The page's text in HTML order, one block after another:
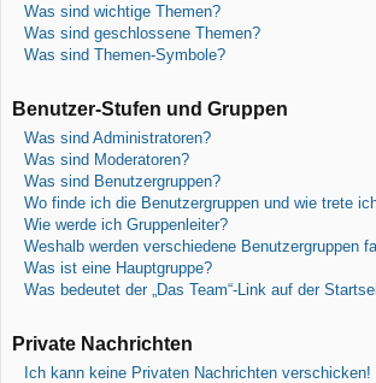
Was sind wichtige Themen?
Was sind geschlossene Themen?
Was sind Themen-Symbole?
Benutzer-Stufen und Gruppen
Was sind Administratoren?
Was sind Moderatoren?
Was sind Benutzergruppen?
Wo finde ich die Benutzergruppen und wie trete
Wie werde ich Gruppenleiter?
Weshalb werden verschiedene Benutzergruppen
Was ist eine Hauptgruppe?
Was bedeutet der „Das Team“-Link auf der
Private Nachrichten
Ich kann keine Privaten Nachrichten verschicken!